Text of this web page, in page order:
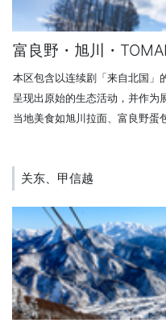
富良野・旭川・
本区包含以连续剧「来自北国」
呈现出原始的生态活动，并作为
当地美食如旭川拉面、富良野蛋
关东、甲信越